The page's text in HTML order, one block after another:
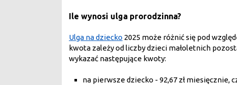
Ile wynosi ulga prorodzinna?
Ulga na dziecko 2025 może różnić się pod
kwota zależy od liczby dzieci małoletnich
wykazać następujące kwoty:
na pierwsze dziecko - 92,67 zł miesięcznie,